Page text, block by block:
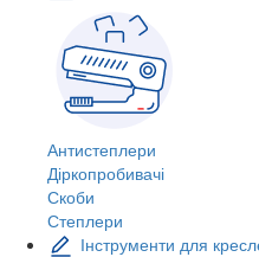
Антистеплери
Діркопробивачі
Скоби
Степлери
Інструменти для